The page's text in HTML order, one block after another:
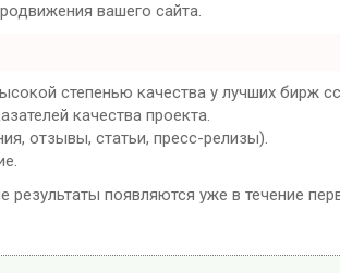
вашего сайта.
степенью качества у лучших бирж
качества проекта.
отзывы, статьи, пресс-релизы).
появляются уже в течение